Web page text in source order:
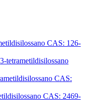
CAS: 126-
tetrametildisilossano
CAS:
CAS: 2469-